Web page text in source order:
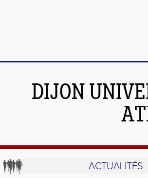
DIJON
ACTUALITÉS